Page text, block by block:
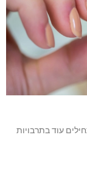
עוד בתרבויות